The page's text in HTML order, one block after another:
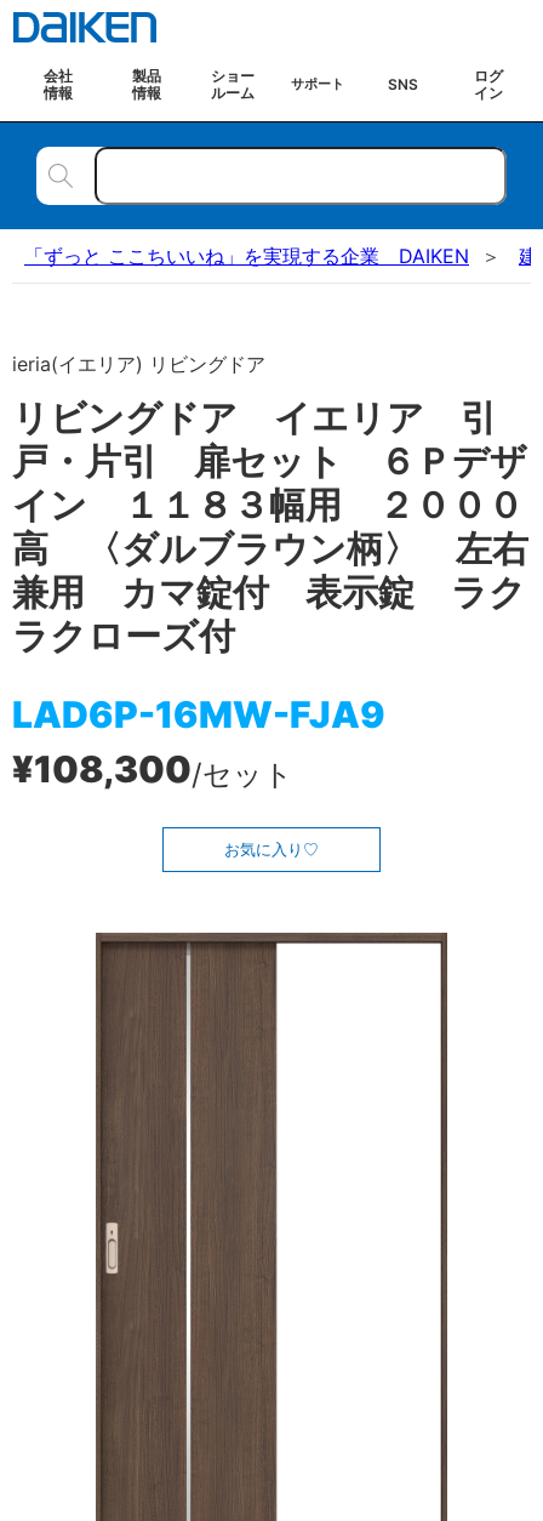
会社
情報
製品
情報
ショー
ルーム
サポート SNS
ログ
イン
「ずっと ここちいいね」を実現する企業 DAIKEN 建
ieria(イエリア) リビングドア
リビングドア イエリア 引
戸・片引 扉セット ６Ｐデザ
イン １１８３幅用 ２０００
高 〈ダルブラウン柄〉 左右
兼用 カマ錠付 表示錠 ラク
ラクローズ付
LAD6P-16MW-FJA9
¥108,300/セット
お気に入り